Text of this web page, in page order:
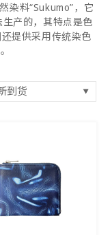
染料“Sukumo”，它
产的，其特点是色
提供采用传统染色